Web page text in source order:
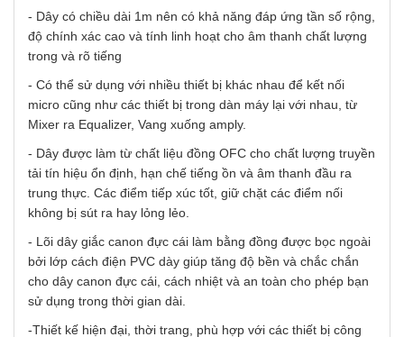
- Dây có chiều dài 1m nên có khả năng đáp ứng tần số rộng,
độ chính xác cao và tính linh hoạt cho âm thanh chất lượng
trong và rõ tiếng
- Có thể sử dụng với nhiều thiết bị khác nhau để kết nối
micro cũng như các thiết bị trong dàn máy lại với nhau, từ
Mixer ra Equalizer, Vang xuống amply.
- Dây được làm từ chất liệu đồng OFC cho chất lượng truyền
tải tín hiệu ổn định, hạn chế tiếng ồn và âm thanh đầu ra
trung thực. Các điểm tiếp xúc tốt, giữ chặt các điểm nối
không bị sút ra hay lỏng lẻo.
- Lõi dây giắc canon đực cái làm bằng đồng được bọc ngoài
bởi lớp cách điện PVC dày giúp tăng độ bền và chắc chắn
cho dây canon đực cái, cách nhiệt và an toàn cho phép bạn
sử dụng trong thời gian dài.
-Thiết kế hiện đại, thời trang, phù hợp với các thiết bị công